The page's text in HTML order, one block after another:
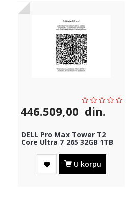
446.509,00 din.
DELL Pro Max Tower T2
Core Ultra 7 265 32GB 1TB
U korpu